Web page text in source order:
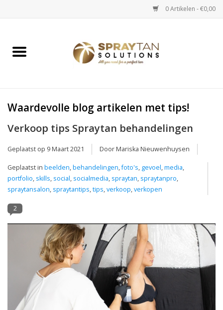
0 Artikelen - €0,00
Home
Spray Tan Starterspakketten
Spray Tan Vloeistoffen
Salon verkoop
Verzorging / Accessoires
Onderdelen
Ventilatoren / Afzuiging
Promotie materiaal
Waardevolle blog artikelen met tips!
Verkoop tips Spraytan behandelingen
Geplaatst op 9 Maart 2021 Door Mariska Nieuwenhuysen
Geplaatst in beelden,behandelingen,foto's, gevoel,media,
portfolio, skills, social, socialmedia, spraytan, spraytanpro,
spraytansalon, spraytantips,tips,verkoop,verkopen
2